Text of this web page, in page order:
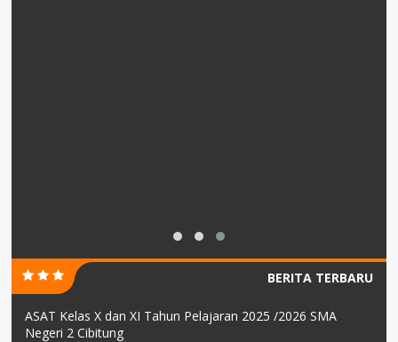
BERITA TERBARU
ASAT Kelas X dan XI Tahun Pelajaran 2025 /2026 SMA
Negeri 2 Cibitung